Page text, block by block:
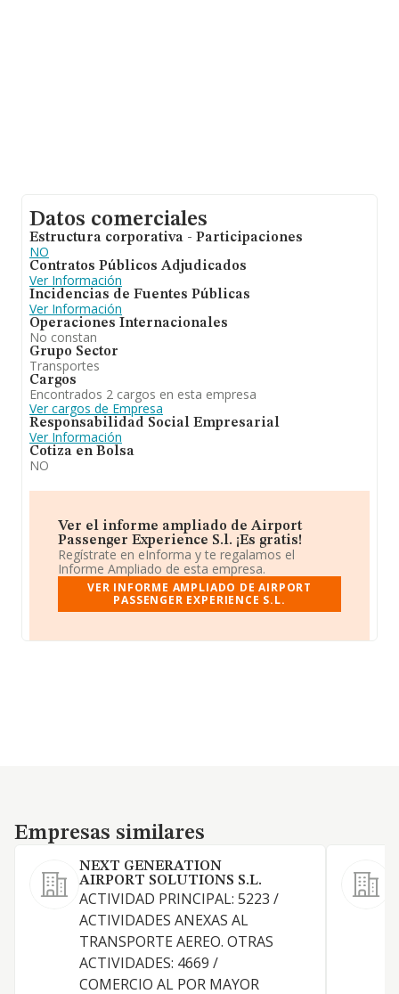
Datos comerciales
Estructura corporativa - Participaciones
NO
Contratos Públicos Adjudicados
Ver Información
Incidencias de Fuentes Públicas
Ver Información
Operaciones Internacionales
No constan
Grupo Sector
Transportes
Cargos
Encontrados 2 cargos en esta empresa
Ver cargos de Empresa
Responsabilidad Social Empresarial
Ver Información
Cotiza en Bolsa
NO
Ver el informe ampliado de Airport
Passenger Experience S.l. ¡Es gratis!
Regístrate en eInforma y te regalamos el
Informe Ampliado de esta empresa.
VER INFORME AMPLIADO DE AIRPORT
PASSENGER EXPERIENCE S.L.
Empresas similares
Empresas similares
NEXT GENERATION
AIRPORT SOLUTIONS S.L.
ACTIVIDAD PRINCIPAL: 5223 /
ACTIVIDADES ANEXAS AL
TRANSPORTE AEREO. OTRAS
ACTIVIDADES: 4669 /
COMERCIO AL POR MAYOR